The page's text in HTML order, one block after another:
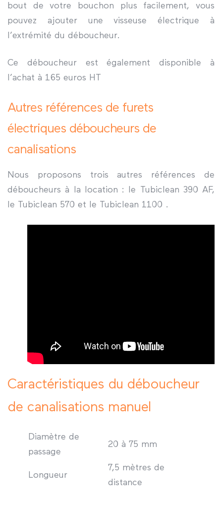
bout de votre bouchon plus facilement, vous
pouvez ajouter une visseuse électrique à
l’extrémité du déboucheur.
Ce déboucheur est également disponible à
l’achat à 165 euros HT
Autres références de furets
électriques déboucheurs de
canalisations
Nous proposons trois autres références de
déboucheurs à la location : le Tubiclean 390 AF,
le Tubiclean 570 et le Tubiclean 1100 .
Caractéristiques du déboucheur
de canalisations manuel
Diamètre de
passage
20 à 75 mm
Longueur
7,5 mètres de
distance